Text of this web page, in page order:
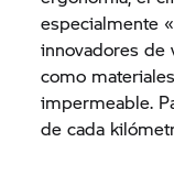
especialmente
innovadores de
como
impermeable.
de cada